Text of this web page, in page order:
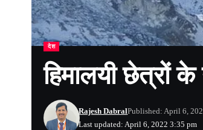
देश
हिमालयी छेत्रों के
Last updated: April 6, 2022 3:35 pm
Rajesh DabralPublished: April 6,